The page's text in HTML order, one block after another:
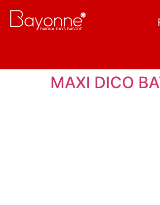
MAXI DICO